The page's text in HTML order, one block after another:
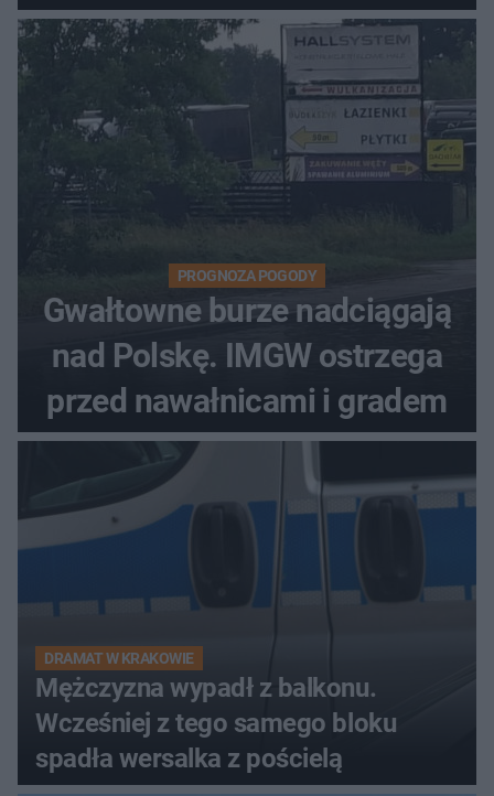
PROGNOZA POGODY
Gwałtowne burze nadciągają
nad Polskę. IMGW ostrzega
przed nawałnicami i gradem
DRAMAT W KRAKOWIE
Mężczyzna wypadł z balkonu.
Wcześniej z tego samego bloku
spadła wersalka z pościelą